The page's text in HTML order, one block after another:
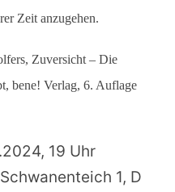
Zeit anzugehen.
Zuversicht – Die
bene! Verlag, 6. Auflage
19 Uhr
1, D